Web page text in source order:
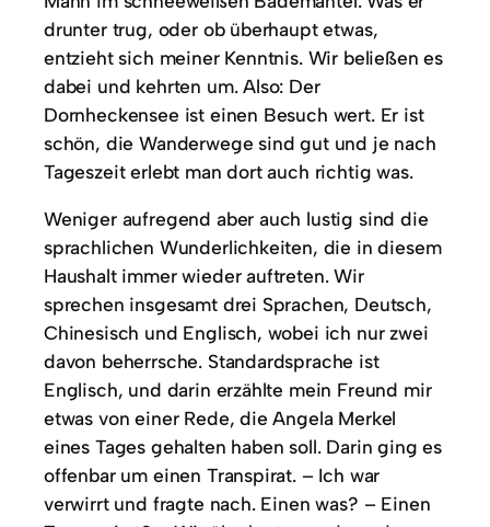
drunter trug, oder ob überhaupt etwas,
entzieht sich meiner Kenntnis. Wir beließen es
dabei und kehrten um. Also: Der
Dornheckensee ist einen Besuch wert. Er ist
schön, die Wanderwege sind gut und je nach
Tageszeit erlebt man dort auch richtig was.
Weniger aufregend aber auch lustig sind die
sprachlichen Wunderlichkeiten, die in diesem
Haushalt immer wieder auftreten. Wir
sprechen insgesamt drei Sprachen, Deutsch,
Chinesisch und Englisch, wobei ich nur zwei
davon beherrsche. Standardsprache ist
Englisch, und darin erzählte mein Freund mir
etwas von einer Rede, die Angela Merkel
eines Tages gehalten haben soll. Darin ging es
offenbar um einen Transpirat. – Ich war
verwirrt und fragte nach. Einen was? – Einen